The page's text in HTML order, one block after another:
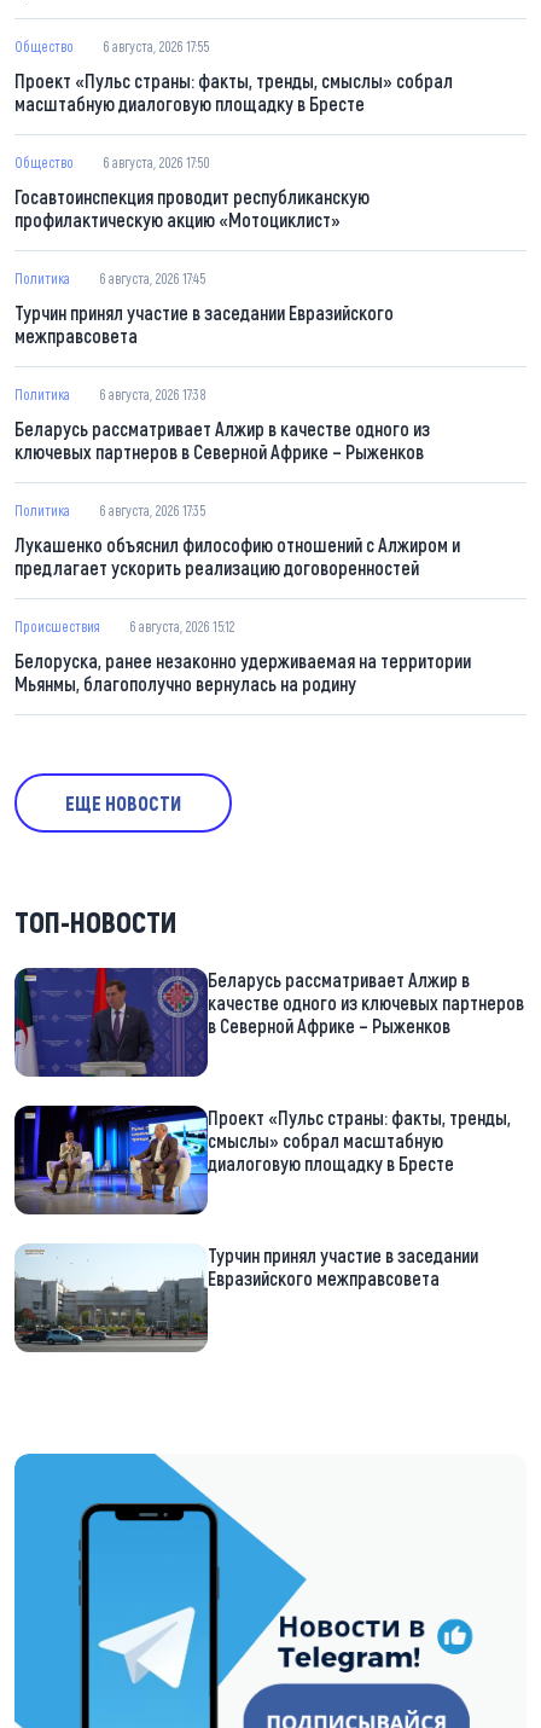
Общество 6 августа, 2026 17:55
Проект «Пульс страны: факты, тренды, смыслы» собрал
масштабную диалоговую площадку в Бресте
Общество 6 августа, 2026 17:50
Госавтоинспекция проводит республиканскую
профилактическую акцию «Мотоциклист»
Политика 6 августа, 2026 17:45
Турчин принял участие в заседании Евразийского
межправсовета
Политика 6 августа, 2026 17:38
Беларусь рассматривает Алжир в качестве одного из
ключевых партнеров в Северной Африке – Рыженков
Политика 6 августа, 2026 17:35
Лукашенко объяснил философию отношений с Алжиром и
предлагает ускорить реализацию договоренностей
Происшествия 6 августа, 2026 15:12
Белоруска, ранее незаконно удерживаемая на территории
Мьянмы, благополучно вернулась на родину
ЕЩЕ НОВОСТИ
ТОП-НОВОСТИ
Беларусь рассматривает Алжир в
качестве одного из ключевых партнеров
в Северной Африке – Рыженков
Проект «Пульс страны: факты, тренды,
смыслы» собрал масштабную
диалоговую площадку в Бресте
Турчин принял участие в заседании
Евразийского межправсовета
https://t.me/minskctvby